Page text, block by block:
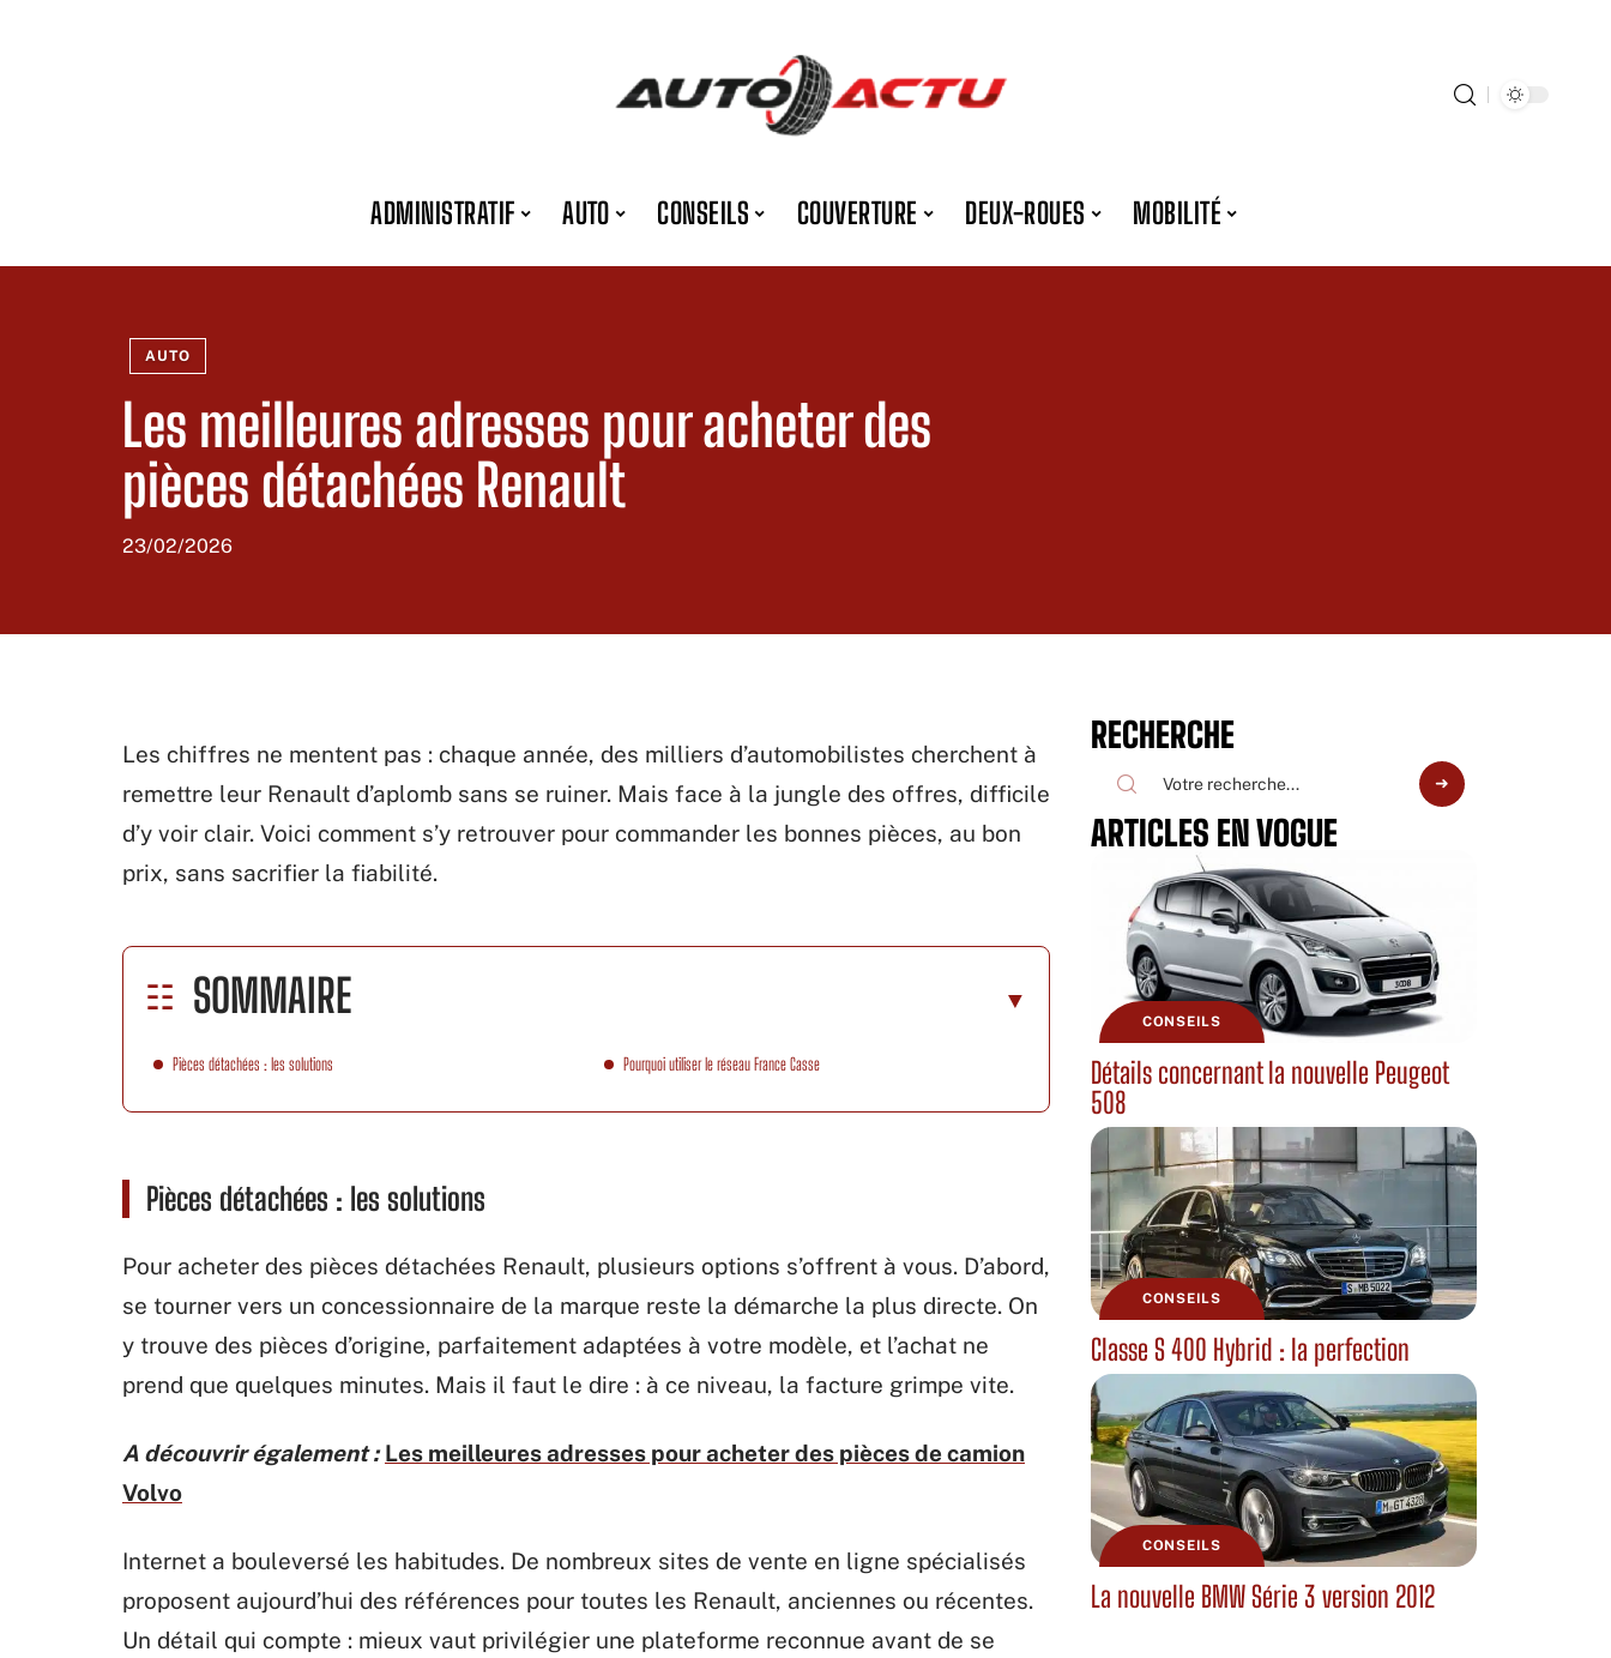
ADMINISTRATIF AUTO CONSEILS COUVERTURE DEUX-ROUES MOBILITÉ
AUTO
Les meilleures adresses pour acheter des
pièces détachées Renault
23/02/2026
Les chiffres ne mentent pas : chaque année, des milliers d’automobilistes cherchent à
remettre leur Renault d’aplomb sans se ruiner. Mais face à la jungle des offres, difficile
d’y voir clair. Voici comment s’y retrouver pour commander les bonnes pièces, au bon
prix, sans sacrifier la fiabilité.
SOMMAIRE
Pièces détachées : les solutions Pourquoi utiliser le réseau France Casse
Pièces détachées : les solutions
Pour acheter des pièces détachées Renault, plusieurs options s’offrent à vous. D’abord,
se tourner vers un concessionnaire de la marque reste la démarche la plus directe. On
y trouve des pièces d’origine, parfaitement adaptées à votre modèle, et l’achat ne
prend que quelques minutes. Mais il faut le dire : à ce niveau, la facture grimpe vite.
A découvrir également : Les meilleures adresses pour acheter des pièces de camion
Volvo
Internet a bouleversé les habitudes. De nombreux sites de vente en ligne spécialisés
proposent aujourd’hui des références pour toutes les Renault, anciennes ou récentes.
Un détail qui compte : mieux vaut privilégier une plateforme reconnue avant de se
RECHERCHE
ARTICLES EN VOGUE
CONSEILS
Détails concernant la nouvelle Peugeot
508
CONSEILS
Classe S 400 Hybrid : la perfection
CONSEILS
La nouvelle BMW Série 3 version 2012